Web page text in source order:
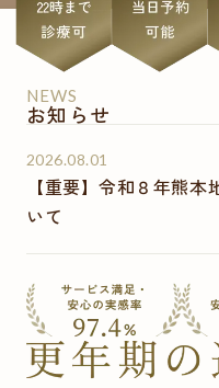
NEWS
お知らせ
2026.08.01
【重要】令和８年熊
いて